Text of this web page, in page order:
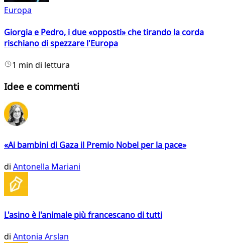
Europa
Giorgia e Pedro, i due «opposti» che tirando la corda
rischiano di spezzare l'Europa
1 min di lettura
Idee e commenti
«Ai bambini di Gaza il Premio Nobel per la pace»
di Antonella Mariani
L'asino è l'animale più francescano di tutti
di Antonia Arslan